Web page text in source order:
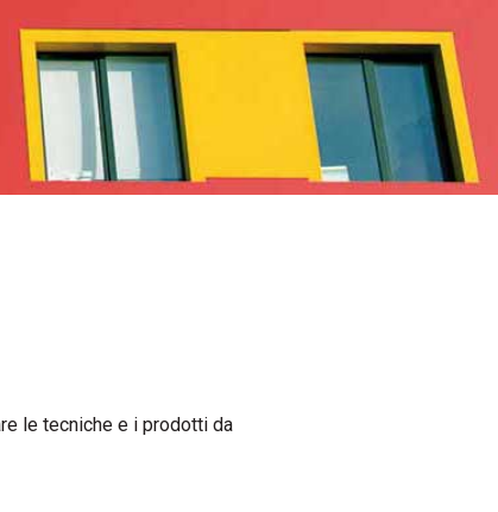
le tecniche e i prodotti da